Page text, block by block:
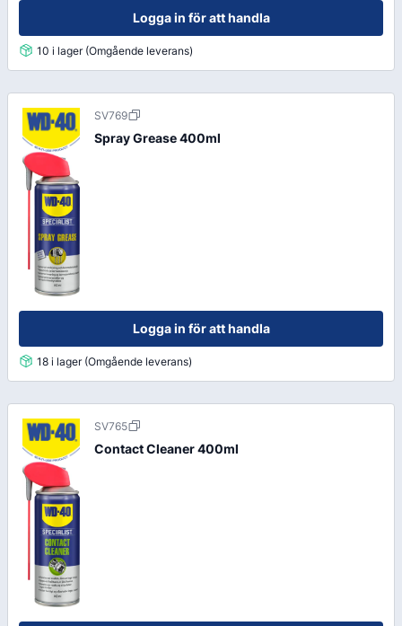
Logga in för att handla
10 i lager (Omgående leverans)
SV769
Spray Grease 400ml
Logga in för att handla
18 i lager (Omgående leverans)
SV765
Contact Cleaner 400ml